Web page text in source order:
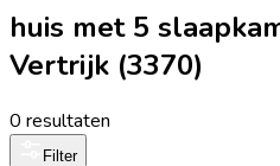
huis met 5
Vertrijk (3370)
0 resultaten
Filter